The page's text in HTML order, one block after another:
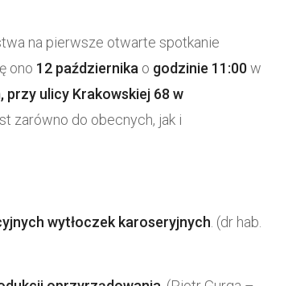
na pierwsze otwarte spotkanie
ono 12 października o godzinie 11:00w
ulicy Krakowskiej 68 w
zarówno do obecnych, jak i
wytłoczek karoseryjnych . (dr hab.